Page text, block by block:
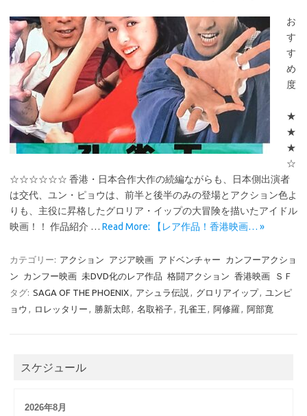
お
す
す
め
度
★
★
★
☆
☆☆☆☆☆☆ 香港・日本合作大作の続編ながらも、日本側出演者
は交代、ユン・ピョウは、前半と後半のみの登場とアクション色よ
りも、主役に昇格したグロリア・イップの大冒険を描いたアイドル
映画！！ 作品紹介 … Read More: 【レア作品！香港映画… »
カテゴリー: アクション アジア映画 アドベンチャー
カンフーアクショ
ン
カンフー映画 未DVD化のレア作品 格闘アクション 香港映画
ＳＦ
タグ: SAGA OF THE PHOENIX, アシュラ伝説 , グロリアイップ, ユンピ
ョウ , ロレッタリー , 勝新太郎 , 名取裕子, 孔雀王 , 阿修羅, 阿部寛
スケジュール
2026年8月